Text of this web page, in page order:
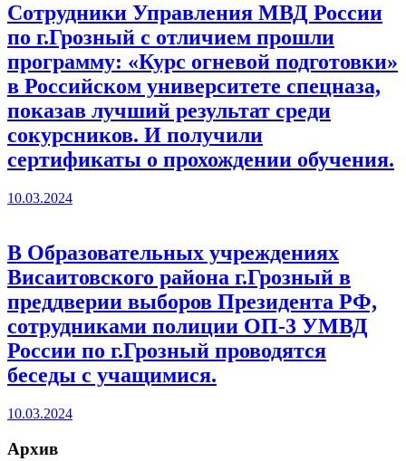
Сотрудники Управления МВД России
по г.Грозный с отличием прошли
программу: «Курс огневой подготовки»
в Российском университете спецназа,
показав лучший результат среди
сокурсников. И получили
сертификаты о прохождении обучения.
10.03.2024
В Образовательных учреждениях
Висаитовского района г.Грозный в
преддверии выборов Президента РФ,
сотрудниками полиции ОП-3 УМВД
России по г.Грозный проводятся
беседы с учащимися.
10.03.2024
Архив